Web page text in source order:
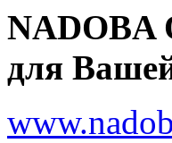
NADOBA
для